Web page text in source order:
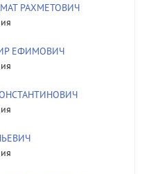
РАХМЕТОВИЧ
ЕФИМОВИЧ